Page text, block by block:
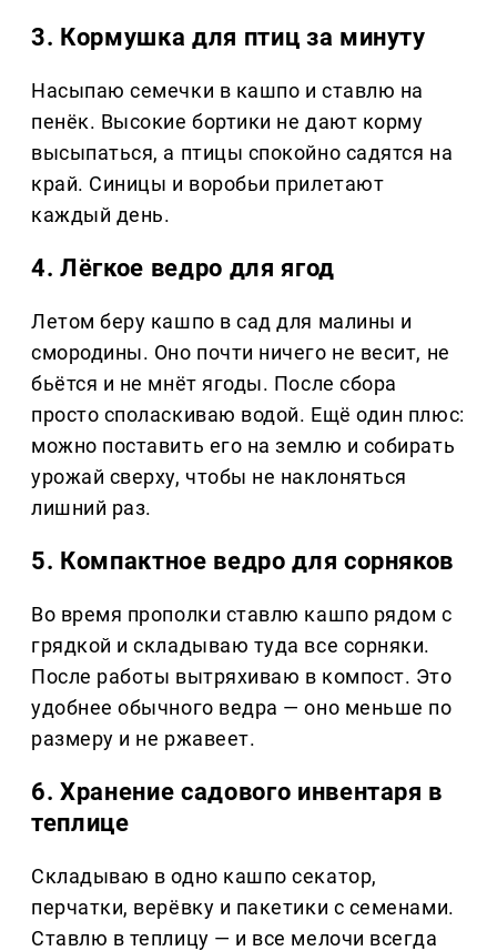
3. Кормушка для птиц за минуту
Насыпаю семечки в кашпо и ставлю на
пенёк. Высокие бортики не дают корму
высыпаться, а птицы спокойно садятся на
край. Синицы и воробьи прилетают
каждый день.
4. Лёгкое ведро для ягод
Летом беру кашпо в сад для малины и
смородины. Оно почти ничего не весит, не
бьётся и не мнёт ягоды. После сбора
просто споласкиваю водой. Ещё один плюс:
можно поставить его на землю и собирать
урожай сверху, чтобы не наклоняться
лишний раз.
5. Компактное ведро для сорняков
Во время прополки ставлю кашпо рядом с
грядкой и складываю туда все сорняки.
После работы вытряхиваю в компост. Это
удобнее обычного ведра — оно меньше по
размеру и не ржавеет.
6. Хранение садового инвентаря в
теплице
Складываю в одно кашпо секатор,
перчатки, верёвку и пакетики с семенами.
Ставлю в теплицу — и все мелочи всегда